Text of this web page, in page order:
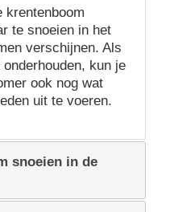
krentenboom
te snoeien in het
verschijnen. Als
kun je
ook nog wat
uit te voeren.
snoeien in de